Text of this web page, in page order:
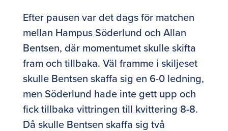
Efter pausen var det dags för matchen
mellan Hampus Söderlund och Allan
Bentsen, där momentumet skulle skifta
fram och tillbaka. Väl framme i skiljeset
skulle Bentsen skaffa sig en 6-0 ledning,
men Söderlund hade inte gett upp och
fick tillbaka vittringen till kvittering 8-8.
Då skulle Bentsen skaffa sig två